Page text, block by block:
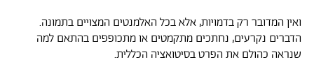
ואין המדובר רק בדמויות, אלא בכל האלמנטים המצויים בתמונה.
הדברים נקרעים, נחתכים מתקמטים או מתכופפים בהתאם למה
שנראה כהולם את הפרט בסיטואציה הכללית.